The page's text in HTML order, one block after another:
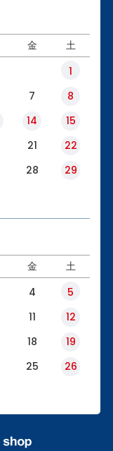
金 土
1
7
8
14
15
21
22
28
29
金 土
4
5
11
12
18
19
25
26